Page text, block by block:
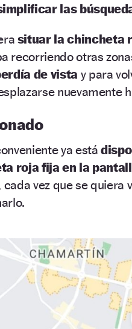
las
situar la chincheta
recorriendo otras
de vista y para
nuevamente
ya está
roja fija en la
vez que se quiera